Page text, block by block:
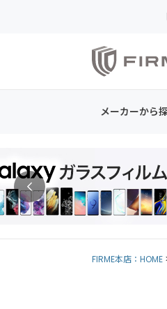
メーカーから
FIRME本店：HOME